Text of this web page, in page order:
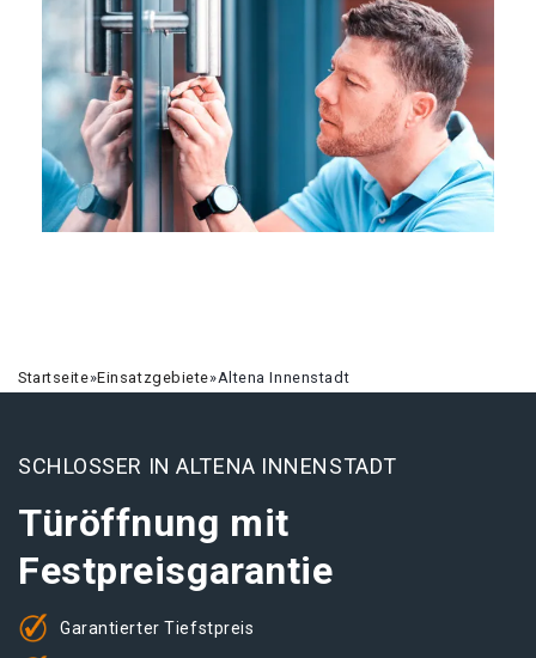
Startseite»Einsatzgebiete»Altena Innenstadt
SCHLOSSER IN ALTENA INNENSTADT
Türöffnung mit
Festpreisgarantie
Garantierter Tiefstpreis